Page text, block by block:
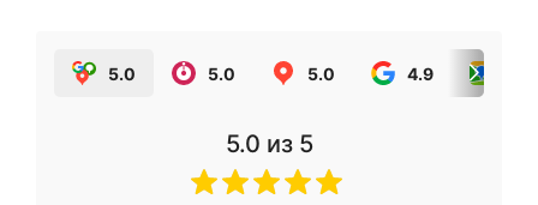
5.0 5.0 5.0 4.9
5.0 из 5